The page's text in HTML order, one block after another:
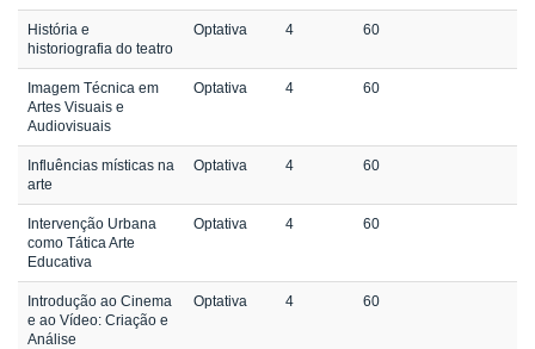
História e
historiografia do teatro
Optativa 4 60
Imagem Técnica em
Artes Visuais e
Audiovisuais
Optativa 4 60
Influências místicas na
arte
Optativa 4 60
Intervenção Urbana
como Tática Arte
Educativa
Optativa 4 60
Introdução ao Cinema
e ao Vídeo: Criação e
Análise
Optativa 4 60